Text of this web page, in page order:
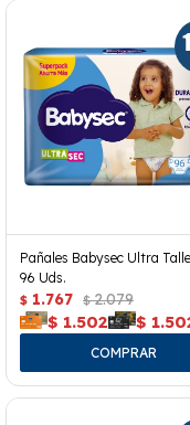
Pañales Babysec Ultra
96 Uds.
$ 1.767 $ 2.079
$ 1.502 $